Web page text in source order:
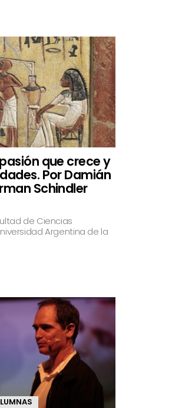
que crece y
Por Damián
Schindler
de Ciencias
Argentina de la